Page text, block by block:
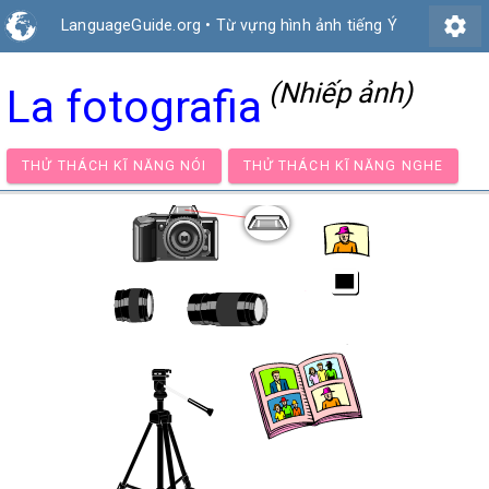
LanguageGuide.org • Từ vựng hình ảnh tiếng Ý settings
La fotografia (Nhiếp ảnh)
THỬ THÁCH KĨ NĂNG NÓI THỬ THÁCH KĨ NĂNG